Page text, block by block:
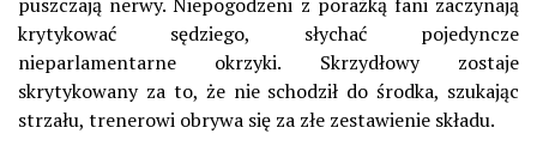
puszczają nerwy. Niepogodzeni z porażką fani zaczynają
krytykować sędziego, słychać pojedyncze
nieparlamentarne okrzyki. Skrzydłowy zostaje
skrytykowany za to, że nie schodził do środka, szukając
strzału, trenerowi obrywa się za złe zestawienie składu.